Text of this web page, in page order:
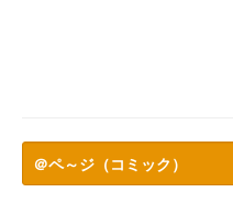
＠ペ～ジ（コミック）